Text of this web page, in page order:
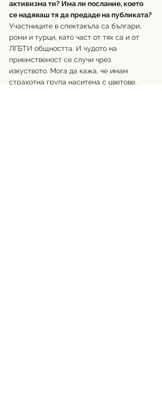
активизма ти? Има ли послание, което
се надяваш тя да предаде на публиката?
Участниците в спектакъла са българи,
роми и турци, като част от тях са и от
ЛГБТИ общността. И чудото на
приемственост се случи чрез
изкуството. Мога да кажа, че имам
страхотна група наситена с цветове,